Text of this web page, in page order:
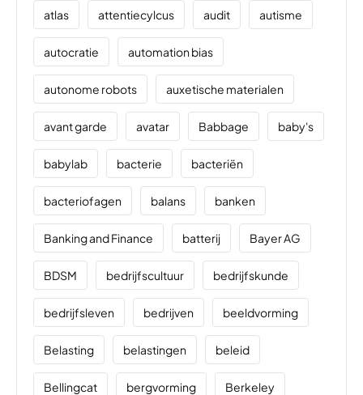
atlas attentiecylcus audit autisme
autocratie automation bias
autonome robots auxetische materialen
avant garde avatar Babbage baby's
babylab bacterie bacteriën
bacteriofagen balans banken
Banking and Finance batterij Bayer AG
BDSM bedrijfscultuur bedrijfskunde
bedrijfsleven bedrijven beeldvorming
Belasting belastingen beleid
Bellingcat bergvorming Berkeley